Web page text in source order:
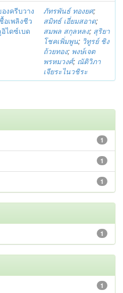
งครีบวาง
อเพลิงชีว
ไดซ์เบด
ภัทรพันธ์ ทองยศ;
สมิทธ์ เอี่ยมสอาด;
สมพล สกุลหลง; สุริยา
โชคเพิ่มพูน; วิทูรย์ ชิง
ถ้วยทอง; พงษ์เจต
พรหมวงศ์; ณัติวิภา
เจียระไนวชิระ
1
1
1
1
1